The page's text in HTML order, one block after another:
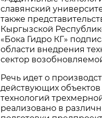
славянский
также
Кыргызской
«Бока Гидро КГ»
области внедрения
сектор
Речь идет о
действующих
технологий
реализовано в